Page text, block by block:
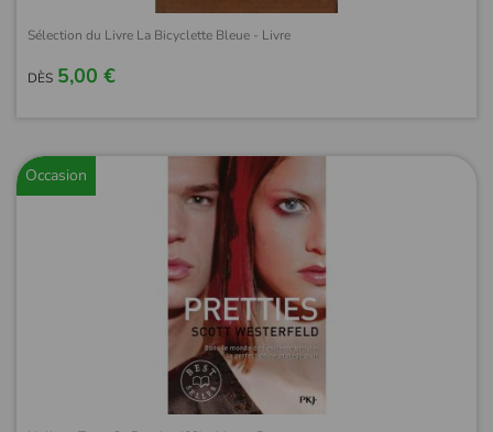
Sélection du Livre La Bicyclette Bleue - Livre
DÈS 5,00 €
Occasion